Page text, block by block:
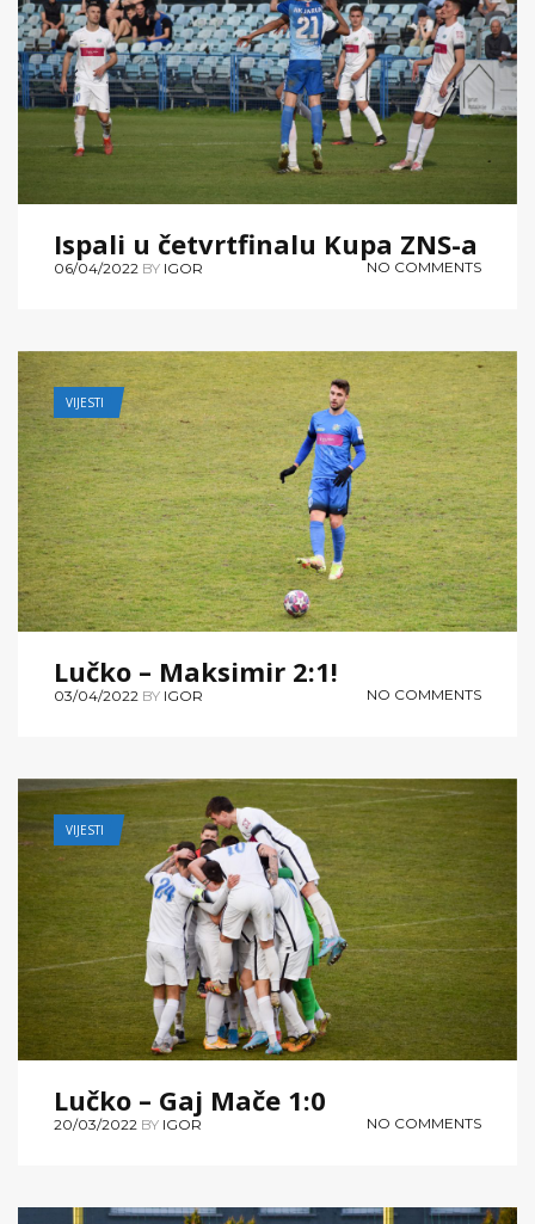
Ispali u četvrtfinalu Kupa ZNS-a
06/04/2022 BY IGOR NO COMMENTS
VIJESTI
Lučko – Maksimir 2:1!
03/04/2022 BY IGOR NO COMMENTS
VIJESTI
Lučko – Gaj Mače 1:0
20/03/2022 BY IGOR NO COMMENTS